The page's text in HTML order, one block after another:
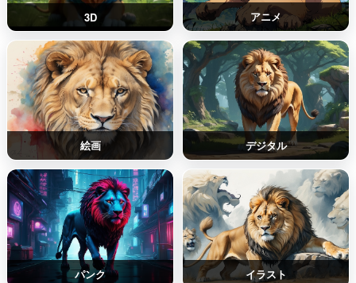
3D アニメ
絵画 デジタル
パンク イラスト